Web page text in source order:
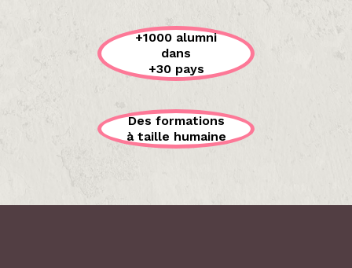
+1000 alumni
dans
+30 pays
Des formations
à taille humaine